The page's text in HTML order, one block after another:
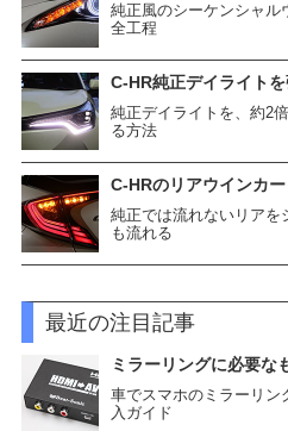
純正風のシーケンシャル
全工程
C-HR純正デイライト
純正デイライトを、約2
る方法
C-HRのリアウインカ
純正では流れないリアを
も流れる
最近の注目記事
ミラーリングに必要な
車でスマホのミラーリン
入ガイド